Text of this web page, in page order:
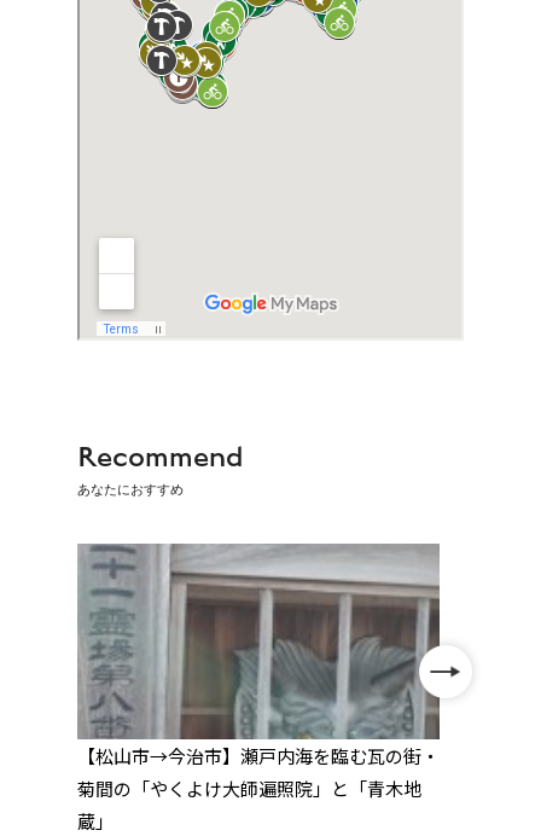
Recommend
あなたにおすすめ
【松山市→今治市】瀬戸内海を臨む瓦の街・
菊間の「やくよけ大師遍照院」と「青木地
蔵」